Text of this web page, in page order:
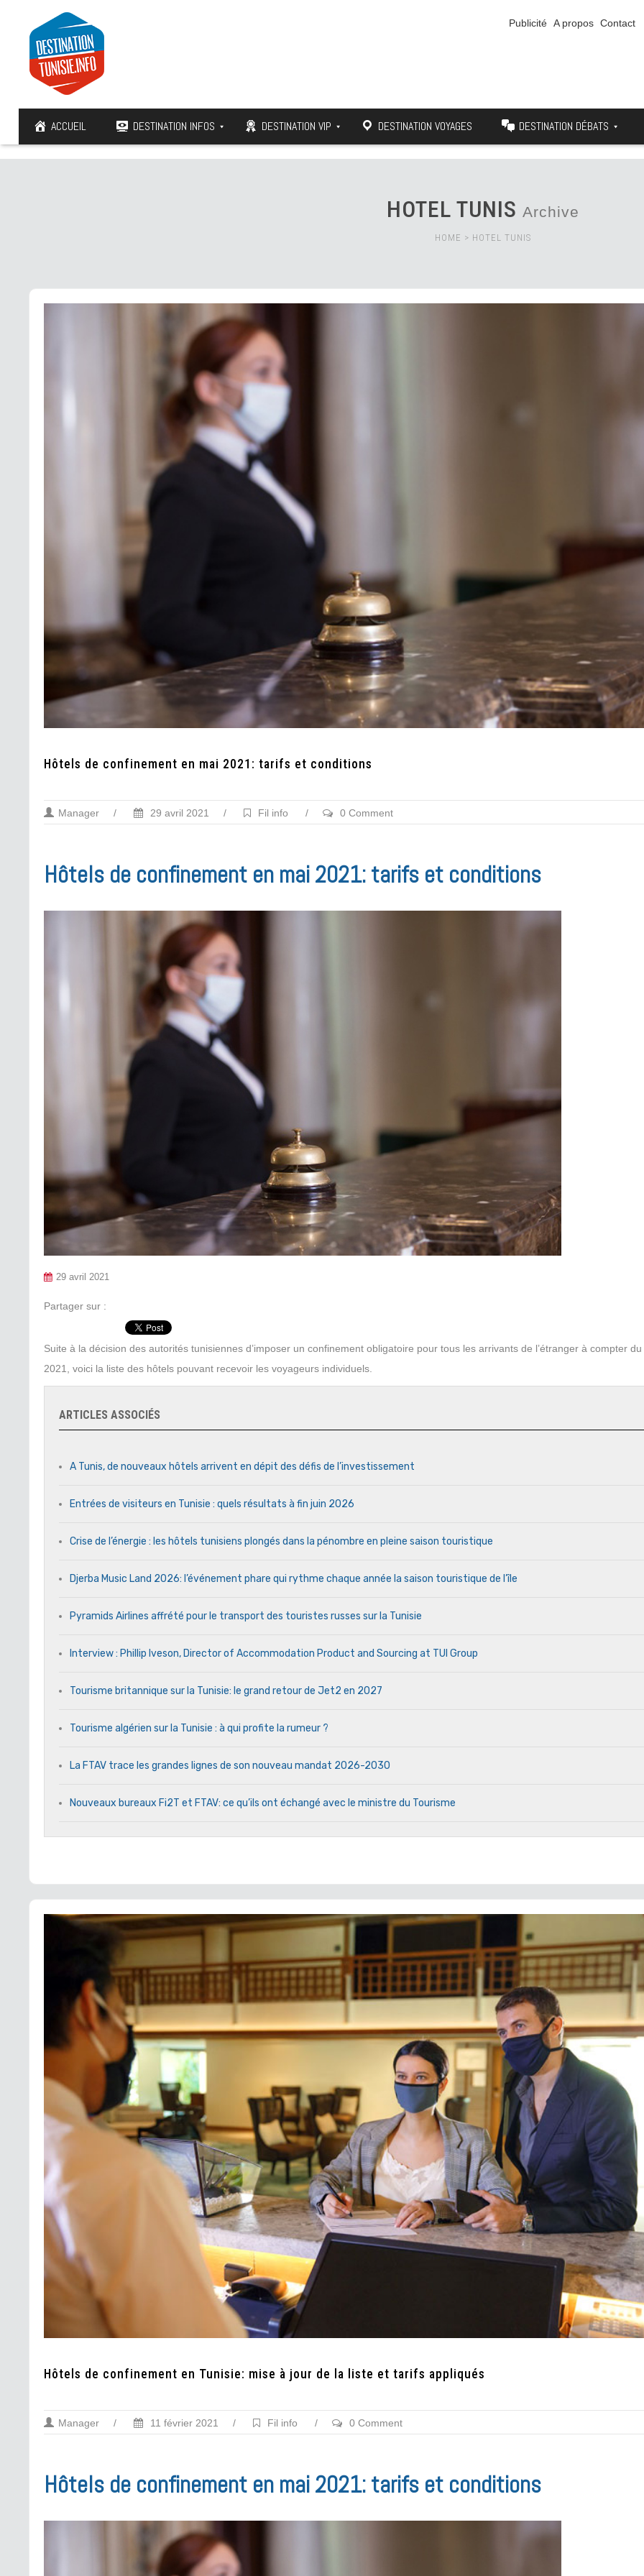
Publicité A propos Contact
ACCUEIL DESTINATION INFOS DESTINATION VIP DESTINATION VOYAGES DESTINATION DÉBATS
HOTEL TUNIS Archive
HOME > HOTEL TUNIS
Hôtels de confinement en mai 2021: tarifs et conditions
Manager / 29 avril 2021 / Fil info / 0 Comment
Hôtels de confinement en mai 2021: tarifs et conditions
29 avril 2021
Partager sur :
Suite à la décision des autorités tunisiennes d’imposer un confinement obligatoire pour tous les arrivants de l’étranger à compter du
2021, voici la liste des hôtels pouvant recevoir les voyageurs individuels.
ARTICLES ASSOCIÉS
A Tunis, de nouveaux hôtels arrivent en dépit des défis de l’investissement
Entrées de visiteurs en Tunisie : quels résultats à fin juin 2026
Crise de l’énergie : les hôtels tunisiens plongés dans la pénombre en pleine saison touristique
Djerba Music Land 2026: l’événement phare qui rythme chaque année la saison touristique de l’île
Pyramids Airlines affrété pour le transport des touristes russes sur la Tunisie
Interview : Phillip Iveson, Director of Accommodation Product and Sourcing at TUI Group
Tourisme britannique sur la Tunisie: le grand retour de Jet2 en 2027
Tourisme algérien sur la Tunisie : à qui profite la rumeur ?
La FTAV trace les grandes lignes de son nouveau mandat 2026-2030
Nouveaux bureaux Fi2T et FTAV: ce qu’ils ont échangé avec le ministre du Tourisme
Hôtels de confinement en Tunisie: mise à jour de la liste et tarifs appliqués
Manager / 11 février 2021 / Fil info / 0 Comment
Hôtels de confinement en mai 2021: tarifs et conditions